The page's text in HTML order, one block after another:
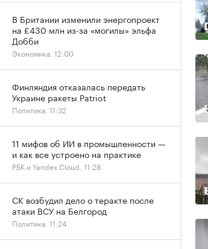
В Британии изменили энергопроект
на £430 млн из-за «могилы» эльфа
Добби
Экономика, 12:00
Финляндия отказалась передать
Украине ракеты Patriot
Политика, 11:32
11 мифов об ИИ в промышленности —
и как все устроено на практике
РБК и Yandex Cloud, 11:28
СК возбудил дело о теракте после
атаки ВСУ на Белгород
Политика, 11:24